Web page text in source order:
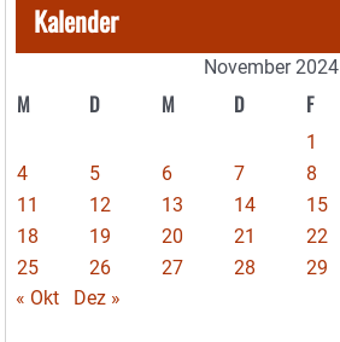
Kalender
November 2024
M D M D F
1
4
5 6 7 8
11
12 13 14 15
18
19 20 21 22
25
26 27 28 29
« Okt
Dez »